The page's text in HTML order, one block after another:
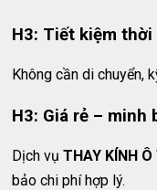
H3: Tiết kiệm
Không cần di chuyển,
H3: Giá rẻ – minh
Dịch vụTHAY KÍNH
bảo chi phí hợp lý.